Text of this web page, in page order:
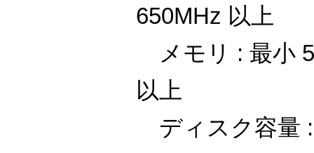
650MHz 以上
メモリ : 最小
以上
ディスク容量